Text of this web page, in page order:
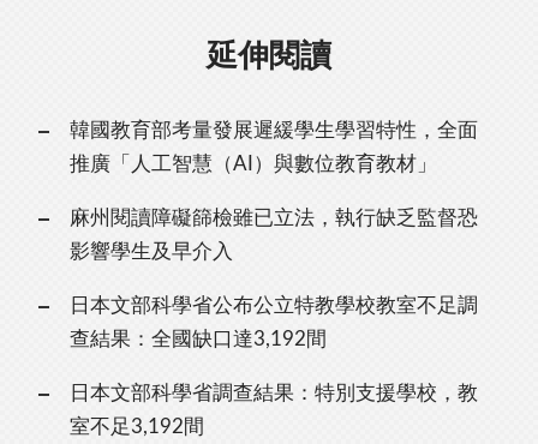
延伸閱讀
韓國教育部考量發展遲緩學生學習特性，全面
推廣「人工智慧（AI）與數位教育教材」
麻州閱讀障礙篩檢雖已立法，執行缺乏監督恐
影響學生及早介入
日本文部科學省公布公立特教學校教室不足調
查結果：全國缺口達3,192間
日本文部科學省調查結果：特別支援學校，教
室不足3,192間